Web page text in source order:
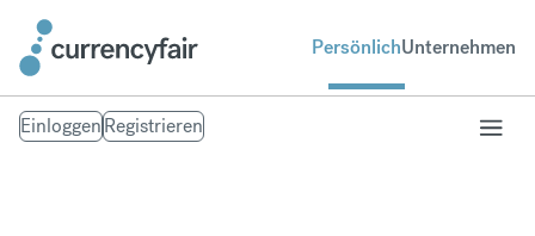
PersönlichUnternehmen
EinloggenRegistrieren